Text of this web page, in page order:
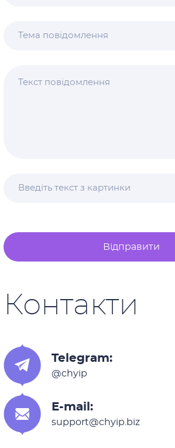
Відправити
Контакти
Telegram:
@chyip
E-mail:
support@chyip.biz